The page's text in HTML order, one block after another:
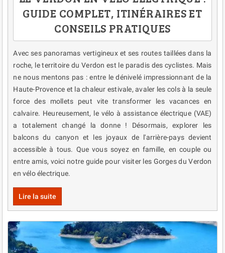
GUIDE COMPLET, ITINÉRAIRES ET
CONSEILS PRATIQUES
Avec ses panoramas vertigineux et ses routes taillées dans la
roche, le territoire du Verdon est le paradis des cyclistes. Mais
ne nous mentons pas : entre le dénivelé impressionnant de la
Haute-Provence et la chaleur estivale, avaler les cols à la seule
force des mollets peut vite transformer les vacances en
calvaire. Heureusement, le vélo à assistance électrique (VAE)
a totalement changé la donne ! Désormais, explorer les
balcons du canyon et les joyaux de l'arrière-pays devient
accessible à tous. Que vous soyez en famille, en couple ou
entre amis, voici notre guide pour visiter les Gorges du Verdon
en vélo électrique.
Lire la suite